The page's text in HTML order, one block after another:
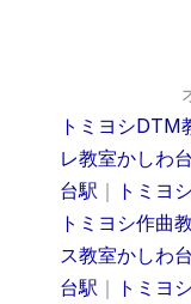
トミヨシDTM
レ教室かしわ
台駅 ｜ トミヨ
トミヨシ作曲
ス教室かしわ
台駅 ｜ トミヨ